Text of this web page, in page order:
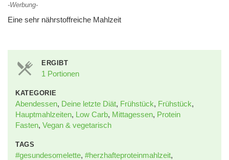
-Werbung-
Eine sehr nährstoffreiche Mahlzeit
ERGIBT
1 Portionen
KATEGORIE
Abendessen, Deine letzte Diät, Frühstück, Frühstück,
Hauptmahlzeiten, Low Carb, Mittagessen, Protein
Fasten, Vegan & vegetarisch
TAGS
#gesundesomelette, #herzhafteproteinmahlzeit,